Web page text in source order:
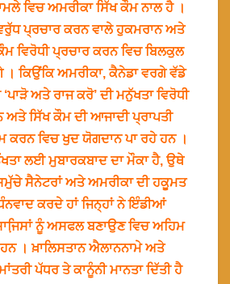
ਵਿਚ ਅਮਰੀਕਾ ਸਿੱਖ ਕੌਮ ਨਾਲ ਹੈ ।
ਪ੍ਰਚਾਰ ਕਰਨ ਵਾਲੇ ਹੁਕਮਰਾਨ ਅਤੇ
ਵਿਰੋਧੀ ਪ੍ਰਚਾਰ ਕਰਨ ਵਿਚ ਬਿਲਕੁਲ
ਕਿਉਂਕਿ ਅਮਰੀਕਾ, ਕੈਨੇਡਾ ਵਰਗੇ ਵੱਡੇ
ਅਤੇ ਰਾਜ ਕਰੋ’ ਦੀ ਮਨੁੱਖਤਾ ਵਿਰੋਧੀ
ਸਿੱਖ ਕੌਮ ਦੀ ਆਜਾਦੀ ਪ੍ਰਾਪਤੀ
ਕਰਨ ਵਿਚ ਖੁਦ ਯੋਗਦਾਨ ਪਾ ਰਹੇ ਹਨ ।
ਲਈ ਮੁਬਾਰਕਬਾਦ ਦਾ ਮੌਕਾ ਹੈ, ਉਥੇ
ਸੈਨੇਟਰਾਂ ਅਤੇ ਅਮਰੀਕਾ ਦੀ ਹਕੂਮਤ
ਕਰਦੇ ਹਾਂ ਜਿਨ੍ਹਾਂ ਨੇ ਇੰਡੀਆਂ
ਨੂੰ ਅਸਫਲ ਬਣਾਉਣ ਵਿਚ ਅਹਿਮ
। ਖ਼ਾਲਿਸਤਾਨ ਐਲਾਨਨਾਮੇ ਅਤੇ
ਪੱਧਰ ਤੇ ਕਾਨੂੰਨੀ ਮਾਨਤਾ ਦਿੱਤੀ ਹੈ